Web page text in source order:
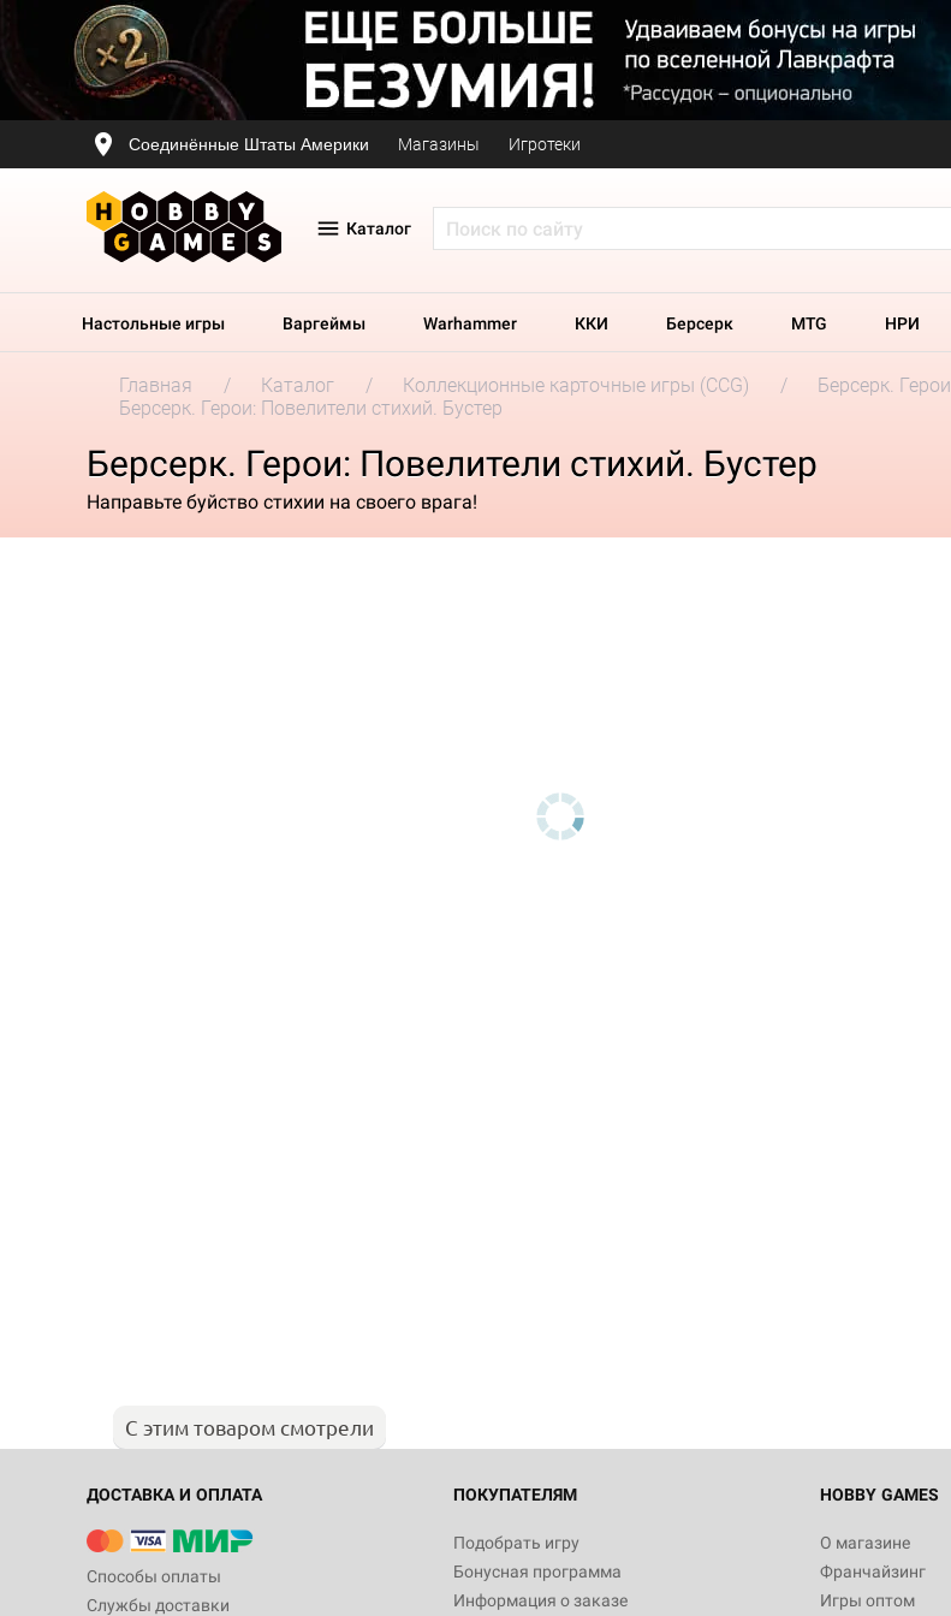
Соединённые Штаты Америки Магазины Игротеки
Каталог
Настольные игры Варгеймы Warhammer ККИ Берсерк MTG НРИ
Главная Каталог Коллекционные карточные игры (CCG) Берсерк. Герои
Берсерк. Герои: Повелители стихий. Бустер
Берсерк. Герои: Повелители стихий. Бустер
Направьте буйство стихии на своего врага!
С этим товаром смотрели
ДОСТАВКА И ОПЛАТА
Способы оплаты
Службы доставки
ПОКУПАТЕЛЯМ
Подобрать игру
Бонусная программа
Информация о заказе
HOBBY GAMES
О магазине
Франчайзинг
Игры оптом